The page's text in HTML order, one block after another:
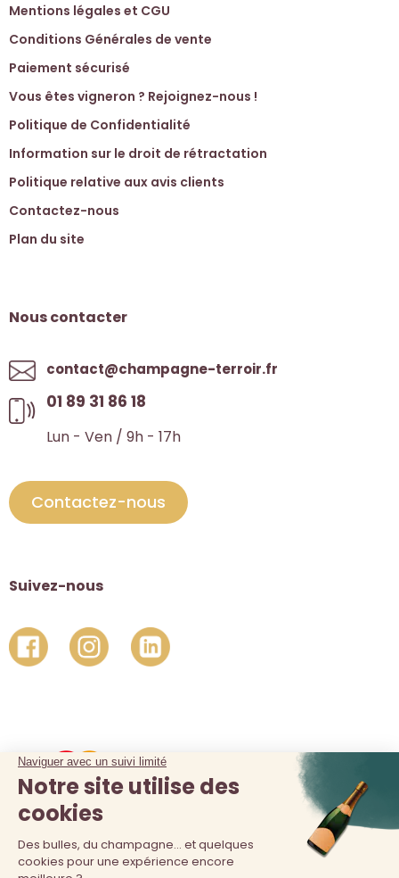
Mentions légales et CGU
Conditions Générales de vente
Paiement sécurisé
Vous êtes vigneron ? Rejoignez-nous !
Politique de Confidentialité
Information sur le droit de rétractation
Politique relative aux avis clients
Contactez-nous
Plan du site
Nous contacter
contact@champagne-terroir.fr
01 89 31 86 18
Lun - Ven / 9h - 17h
Contactez-nous
Suivez-nous